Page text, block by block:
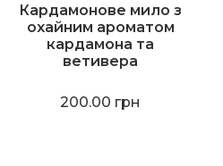
Кардамонове мило з
охайним ароматом
кардамона та
ветивера
200.00 грн